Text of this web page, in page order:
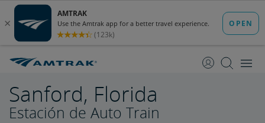
Contenido
Navegación
Sanford, Florida
Estación de Auto Train